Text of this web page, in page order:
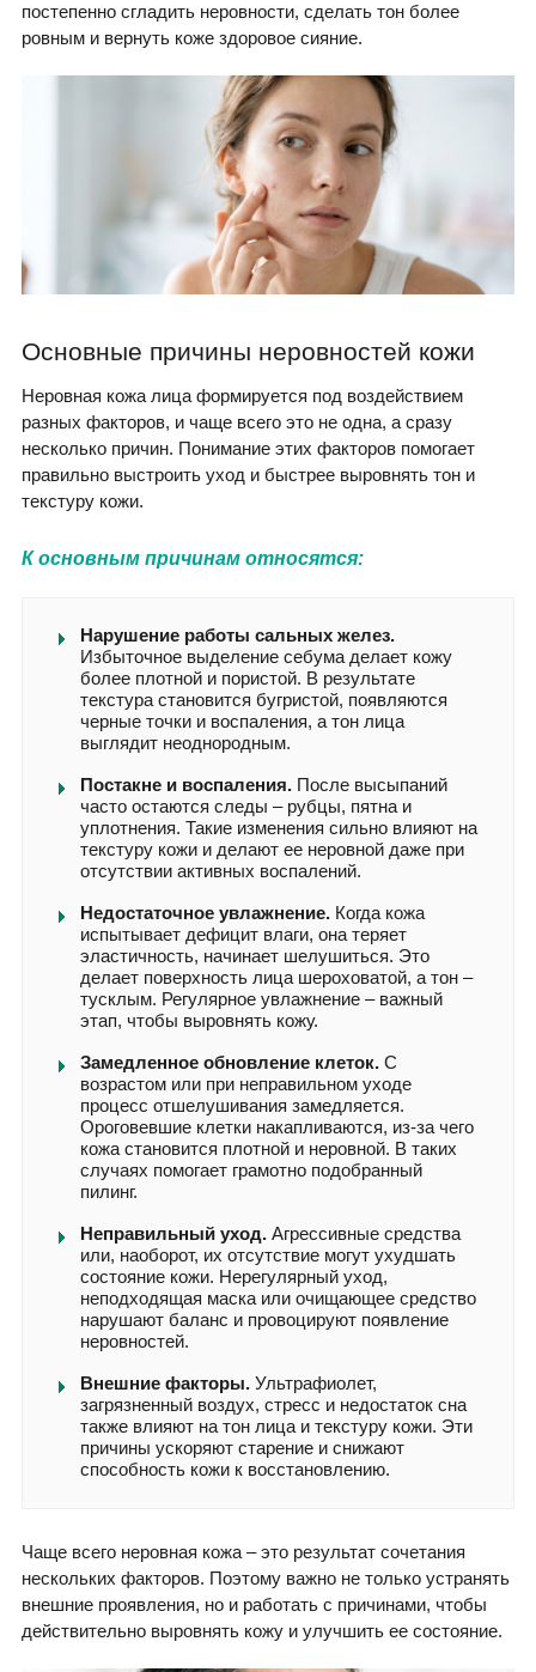
постепенно сгладить неровности, сделать тон более
ровным и вернуть коже здоровое сияние.
Основные причины неровностей кожи
Неровная кожа лица формируется под воздействием
разных факторов, и чаще всего это не одна, а сразу
несколько причин. Понимание этих факторов помогает
правильно выстроить уход и быстрее выровнять тон и
текстуру кожи.
К основным причинам относятся:
Нарушение работы сальных желез.
Избыточное выделение себума делает кожу
более плотной и пористой. В результате
текстура становится бугристой, появляются
черные точки и воспаления, а тон лица
выглядит неоднородным.
Постакне и воспаления. После высыпаний
часто остаются следы – рубцы, пятна и
уплотнения. Такие изменения сильно влияют на
текстуру кожи и делают ее неровной даже при
отсутствии активных воспалений.
Недостаточное увлажнение. Когда кожа
испытывает дефицит влаги, она теряет
эластичность, начинает шелушиться. Это
делает поверхность лица шероховатой, а тон –
тусклым. Регулярное увлажнение – важный
этап, чтобы выровнять кожу.
Замедленное обновление клеток. С
возрастом или при неправильном уходе
процесс отшелушивания замедляется.
Ороговевшие клетки накапливаются, из-за чего
кожа становится плотной и неровной. В таких
случаях помогает грамотно подобранный
пилинг.
Неправильный уход. Агрессивные средства
или, наоборот, их отсутствие могут ухудшать
состояние кожи. Нерегулярный уход,
неподходящая маска или очищающее средство
нарушают баланс и провоцируют появление
неровностей.
Внешние факторы. Ультрафиолет,
загрязненный воздух, стресс и недостаток сна
также влияют на тон лица и текстуру кожи. Эти
причины ускоряют старение и снижают
способность кожи к восстановлению.
Чаще всего неровная кожа – это результат сочетания
нескольких факторов. Поэтому важно не только устранять
внешние проявления, но и работать с причинами, чтобы
действительно выровнять кожу и улучшить ее состояние.